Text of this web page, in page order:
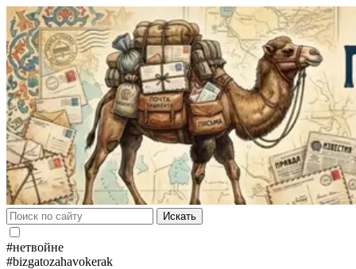
Искать
#нетвойне
#bizgatozahavokerak